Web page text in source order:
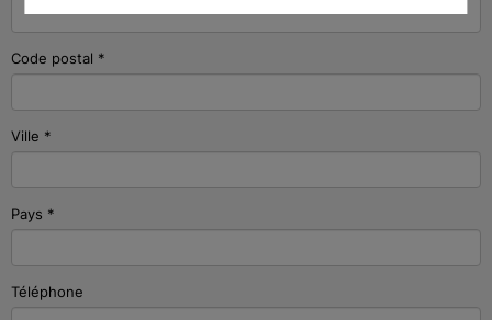
Code postal *
Ville *
Pays *
Téléphone